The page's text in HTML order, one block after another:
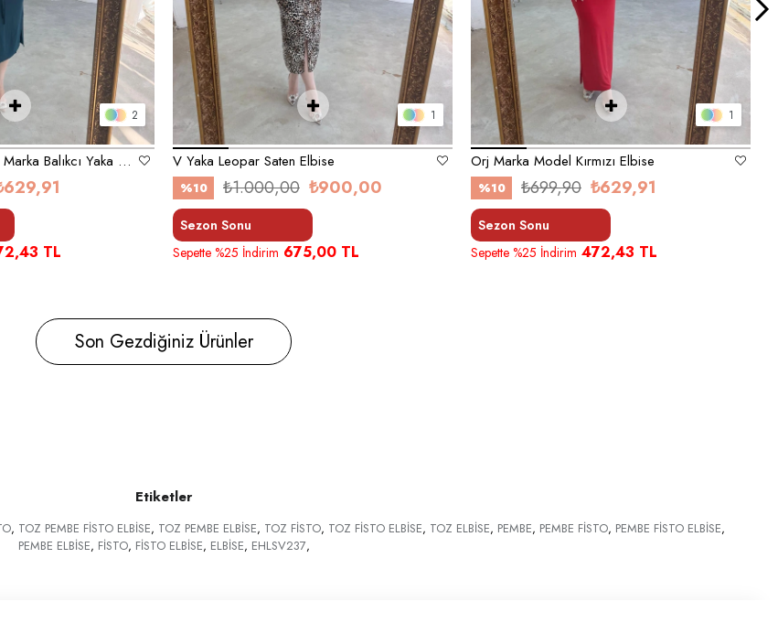
2
Zümrüt Koyu Yeşil Orj Marka Balıkcı Yaka Elbise
TL
1
V Yaka Leopar Saten Elbise
%10 ₺900,00
₺1.000,00
Sezon Sonu
Sepette %25 İndirim 675,00 TL
1
Orj Marka Model Kırmızı Elbise
%10 ₺629,91
₺699,90
Sezon Sonu
Sepette %25 İndirim 472,43 TL
Son Gezdiğiniz Ürünler
Etiketler
, TOZ PEMBE FİSTO ELBİSE, TOZ PEMBE ELBİSE, TOZ FİSTO, TOZ FİSTO ELBİSE, TOZ ELBİSE, PEMBE, PEMBE FİSTO, PEMBE FİSTO ELBİSE,
PEMBE ELBİSE, FİSTO, FİSTO ELBİSE, ELBİSE, EHLSV237,